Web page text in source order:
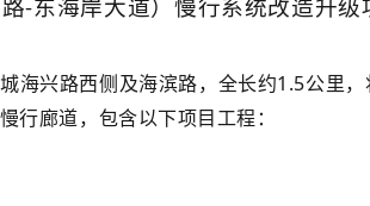
-东海岸大道）慢行系统改造升级
海兴路西侧及海滨路，全长约1.5公里，
行廊道， 包含以下项目工程：